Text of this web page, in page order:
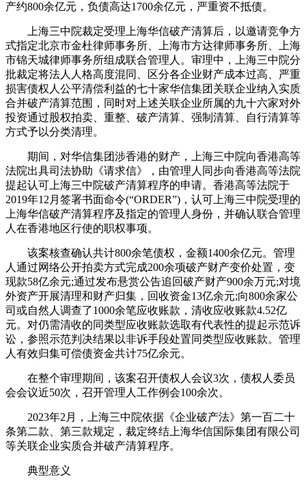
产约800余亿元，负债高达1700余亿元，严重资不抵债。
上海三中院裁定受理上海华信破产清算后，以邀请竞争方
式指定北京市金杜律师事务所、上海市方达律师事务所、上海
市锦天城律师事务所组成联合管理人。审理中，上海三中院分
批裁定将法人人格高度混同、区分各企业财产成本过高、严重
损害债权人公平清偿利益的七十家华信集团关联企业纳入实质
合并破产清算范围，同时对上述关联企业所属的九十六家对外
投资通过股权拍卖、重整、破产清算、强制清算、自行清算等
方式予以分类清理。
期间，对华信集团涉香港的财产，上海三中院向香港高等
法院出具司法协助《请求信》，由管理人同步向香港高等法院
提起认可上海三中院破产清算程序的申请。香港高等法院于
2019年12月签署书面命令(“ORDER”)，认可上海三中院受理的
上海华信破产清算程序及指定的管理人身份，并确认联合管理
人在香港地区行使的职权事项。
该案核查确认共计800余笔债权，金额1400余亿元。管理
人通过网络公开拍卖方式完成200余项破产财产变价处置，变
现款58亿余元;通过发布悬赏公告追回破产财产900余万元;对境
外资产开展清理和财产归集，回收资金13亿余元;向800余家公
司或自然人调查了1000余笔应收账款，清收应收账款4.52亿
元。对仍需清收的同类型应收账款选取有代表性的提起示范诉
讼，参照示范判决结果以非诉手段处置同类型应收账款。管理
人有效归集可偿债资金共计75亿余元。
在整个审理期间，该案召开债权人会议3次，债权人委员
会会议近50次，召开管理人工作例会100余次。
2023年2月，上海三中院依据《企业破产法》第一百二十
条第二款、第三款规定，裁定终结上海华信国际集团有限公司
等关联企业实质合并破产清算程序。
典型意义